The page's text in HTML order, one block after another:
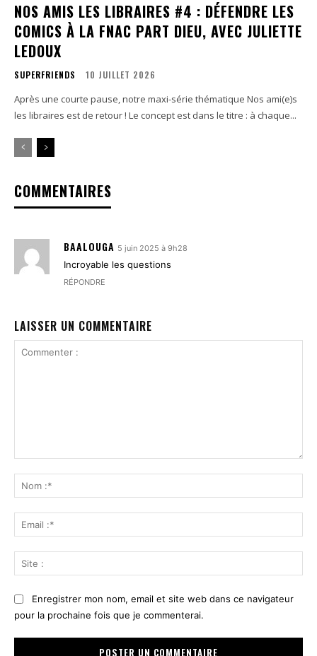
NOS AMIS LES LIBRAIRES #4 : DÉFENDRE LES
COMICS À LA FNAC PART DIEU, AVEC JULIETTE
LEDOUX
SUPERFRIENDS 10 JUILLET 2026
Après une courte pause, notre maxi-série thématique Nos ami(e)s
les libraires est de retour ! Le concept est dans le titre : à chaque...
COMMENTAIRES
BAALOUGA 5 juin 2025 à 9h28
Incroyable les questions
RÉPONDRE
LAISSER UN COMMENTAIRE
:*
:*
:
Enregistrer mon nom, email et site web dans ce navigateur
pour la prochaine fois que je commenterai.